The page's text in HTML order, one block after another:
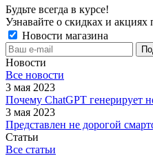
Будьте всегда в курсе!
Узнавайте о скидках и
Новости магазина
Новости
Все новости
3 мая 2023
Почему ChatGPT генерирует
3 мая 2023
Представлен не дорогой
Статьи
Все статьи